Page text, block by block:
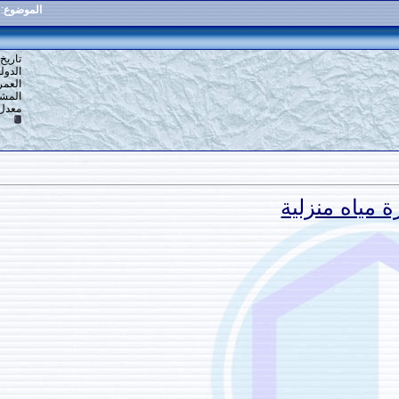
عمل نافورة مياه منزلية
#
1
تاريخ التسجيل: 16-12-2013
الدولة: القاهرة
العمر: 59
المشاركات: 6,918
معدل تقييم المستوى: 10